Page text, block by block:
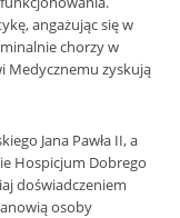
angażując się w
chorzy w
Medycznemu zyskują
Jana Pawła II, a
Hospicjum Dobrego
doświadczeniem
osoby